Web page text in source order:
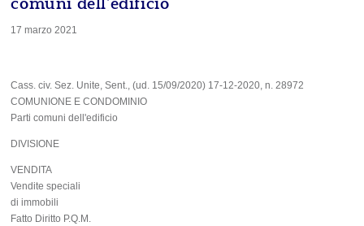
comuni dell'edificio
17 marzo 2021
Cass. civ. Sez. Unite, Sent., (ud. 15/09/2020) 17-12-2020, n. 28972
COMUNIONE E CONDOMINIO
Parti comuni dell'edificio
DIVISIONE
VENDITA
Vendite speciali
di immobili
Fatto Diritto P.Q.M.